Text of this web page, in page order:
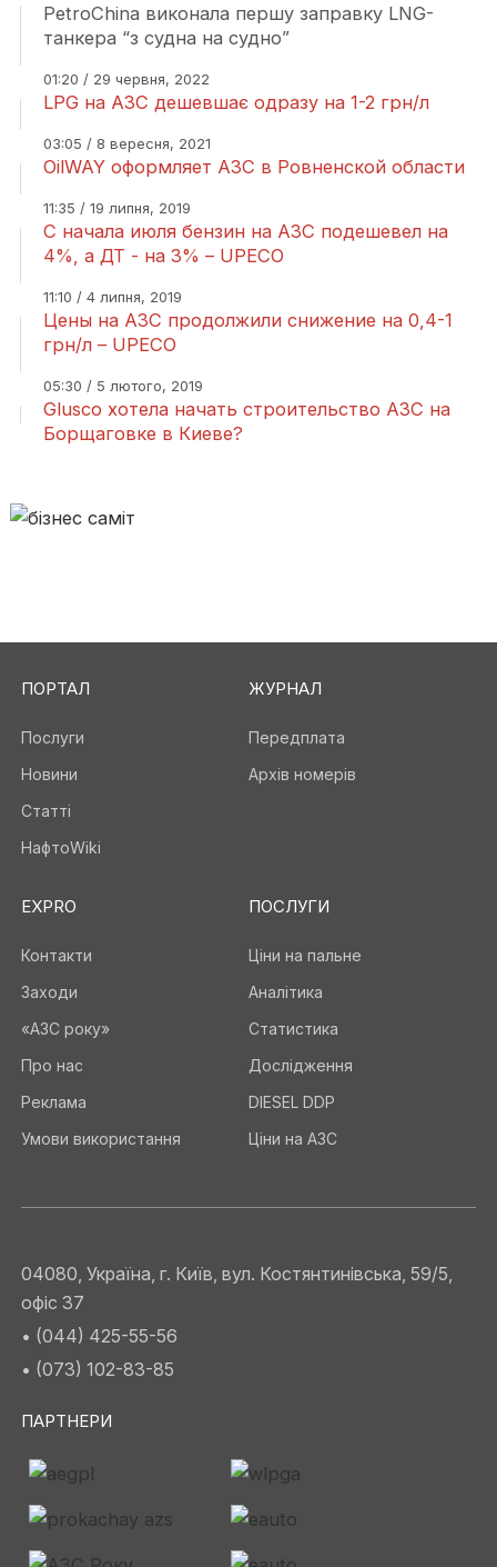
PetroChina виконала першу заправку LNG-
танкера “з судна на судно”
01:20 / 29 червня, 2022
LPG на АЗС дешевшає одразу на 1-2 грн/л
03:05 / 8 вересня, 2021
OilWAY оформляет АЗС в Ровненской области
11:35 / 19 липня, 2019
С начала июля бензин на АЗС подешевел на
4%, а ДТ - на 3% – UPECO
11:10 / 4 липня, 2019
Цены на АЗС продолжили снижение на 0,4-1
грн/л – UPECO
05:30 / 5 лютого, 2019
Glusco хотела начать строительство АЗС на
Борщаговке в Киеве?
ПОРТАЛ
Послуги
Новини
Статті
НафтоWiki
ЖУРНАЛ
Передплата
Архів номерів
EXPRO
Контакти
Заходи
«АЗС року»
Про нас
Реклама
Умови використання
ПОСЛУГИ
Ціни на пальне
Аналітика
Статистика
Дослідження
DIESEL DDP
Ціни на АЗС
04080, Україна, г. Київ, вул. Костянтинівська, 59/5,
офіс 37
• (044) 425-55-56
• (073) 102-83-85
ПАРТНЕРИ